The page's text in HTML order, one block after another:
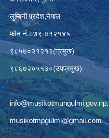
लुम्बिनी प्रदेश,नेपाल
फोन नं.०७९-४१२१४५
९८५७०२१२१२(प्रमुख)
९८६७२०५५३०(उपप्रमुख)
इमेलः–
info@musikotmungulmi.gov.np,
musikotmpgulmi@gmail.com